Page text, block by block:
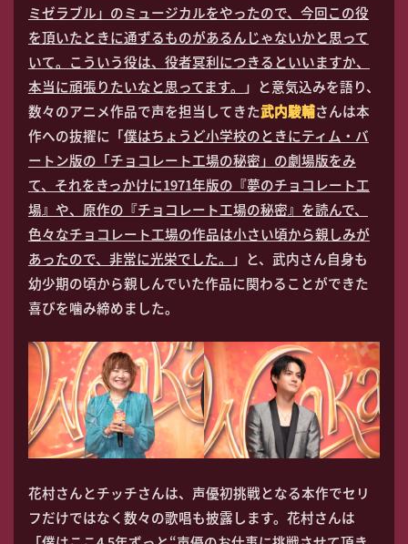
ミゼラブル」のミュージカルをやったので、今回この役
を頂いたときに通ずるものがあるんじゃないかと思って
いて。こういう役は、役者冥利につきるといいますか、
本当に頑張りたいなと思ってます。
」と意気込みを語り、
数々のアニメ作品で声を担当してきた武内駿輔さんは本
作への抜擢に「僕はちょうど小学校のときにティム・バ
ートン版の「チョコレート工場の秘密」の劇場版をみ
て、それをきっかけに1971年版の『夢のチョコレート工
場』や、原作の『チョコレート工場の秘密』を読んで、
色々なチョコレート工場の作品は小さい頃から親しみが
あったので、非常に光栄でした。
」と、武内さん自身も
幼少期の頃から親しんでいた作品に関わることができた
喜びを噛み締めました。
花村さんとチッチさんは、声優初挑戦となる本作でセリ
フだけではなく数々の歌唱も披露します。花村さんは